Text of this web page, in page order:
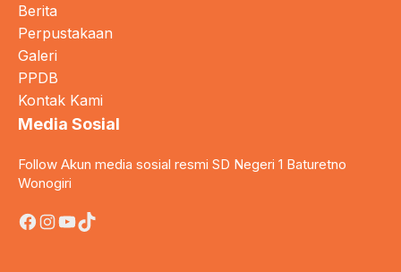
Berita
Perpustakaan
Galeri
PPDB
Kontak Kami
Media Sosial
Follow Akun media sosial resmi SD Negeri 1 Baturetno
Wonogiri
Facebook
Instagram
YouTube
TikTok